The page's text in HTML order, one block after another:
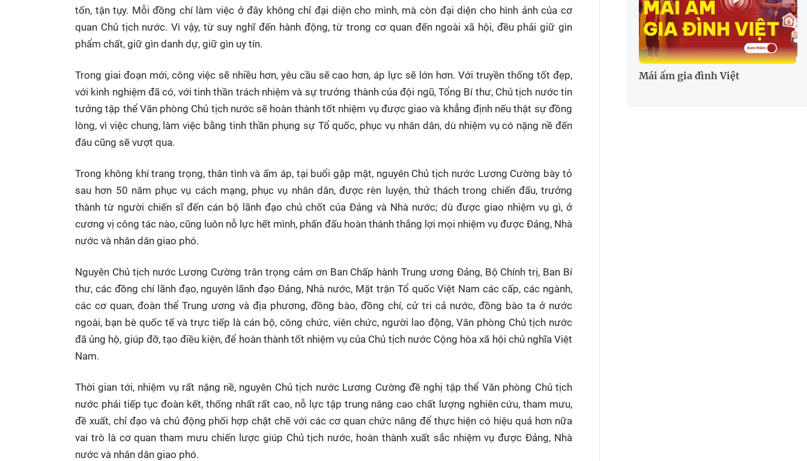
tốn, tận tụy. Mỗi đồng chí làm việc ở đây không chỉ đại diện cho mình, mà còn đại diện cho hình ảnh của cơ
quan Chủ tịch nước. Vì vậy, từ suy nghĩ đến hành động, từ trong cơ quan đến ngoài xã hội, đều phải giữ gìn
phẩm chất, giữ gìn danh dự, giữ gìn uy tín.
Trong giai đoạn mới, công việc sẽ nhiều hơn, yêu cầu sẽ cao hơn, áp lực sẽ lớn hơn. Với truyền thống tốt đẹp,
với kinh nghiệm đã có, với tinh thần trách nhiệm và sự trưởng thành của đội ngũ, Tổng Bí thư, Chủ tịch nước tin
tưởng tập thể Văn phòng Chủ tịch nước sẽ hoàn thành tốt nhiệm vụ được giao và khẳng định nếu thật sự đồng
lòng, vì việc chung, làm việc bằng tinh thần phụng sự Tổ quốc, phục vụ nhân dân, dù nhiệm vụ có nặng nề đến
đâu cũng sẽ vượt qua.
Trong không khí trang trọng, thân tình và ấm áp, tại buổi gặp mặt, nguyên Chủ tịch nước Lương Cường bày tỏ
sau hơn 50 năm phục vụ cách mạng, phục vụ nhân dân, được rèn luyện, thử thách trong chiến đấu, trưởng
thành từ người chiến sĩ đến cán bộ lãnh đạo chủ chốt của Đảng và Nhà nước; dù được giao nhiệm vụ gì, ở
cương vị công tác nào, cũng luôn nỗ lực hết mình, phấn đấu hoàn thành thắng lợi mọi nhiệm vụ được Đảng, Nhà
nước và nhân dân giao phó.
Nguyên Chủ tịch nước Lương Cường trân trọng cảm ơn Ban Chấp hành Trung ương Đảng, Bộ Chính trị, Ban Bí
thư, các đồng chí lãnh đạo, nguyên lãnh đạo Đảng, Nhà nước, Mặt trận Tổ quốc Việt Nam các cấp, các ngành,
các cơ quan, đoàn thể Trung ương và địa phương, đồng bào, đồng chí, cử tri cả nước, đồng bào ta ở nước
ngoài, bạn bè quốc tế và trực tiếp là cán bộ, công chức, viên chức, người lao động, Văn phòng Chủ tịch nước
đã ủng hộ, giúp đỡ, tạo điều kiện, để hoàn thành tốt nhiệm vụ của Chủ tịch nước Cộng hòa xã hội chủ nghĩa Việt
Nam.
Thời gian tới, nhiệm vụ rất nặng nề, nguyên Chủ tịch nước Lương Cường đề nghị tập thể Văn phòng Chủ tịch
nước phải tiếp tục đoàn kết, thống nhất rất cao, nỗ lực tập trung nâng cao chất lượng nghiên cứu, tham mưu,
đề xuất, chỉ đạo và chủ động phối hợp chặt chẽ với các cơ quan chức năng để thực hiện có hiệu quả hơn nữa
vai trò là cơ quan tham mưu chiến lược giúp Chủ tịch nước, hoàn thành xuất sắc nhiệm vụ được Đảng, Nhà
nước và nhân dân giao phó.
Mái ấm gia đình Việt